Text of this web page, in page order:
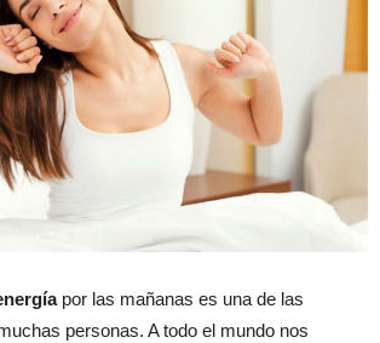
por las mañanas es una de las
personas. A todo el mundo nos